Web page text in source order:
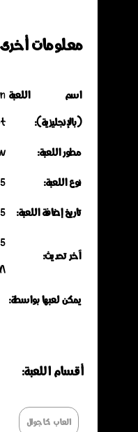
معلومات
اسم اللعبة
(بالإنجليزية):
مطور اللعبة:
نوع اللعبة:
تاريخ إضافة اللعبة:
آخر تحديث:
يمكن لعبها بواسطة:
أقسـام اللعـبة:
العاب كاجوال